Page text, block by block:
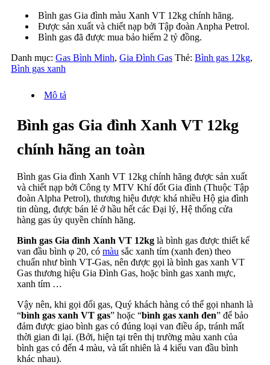
Bình gas Gia đình màu Xanh VT 12kg chính hãng.
Được sản xuất và chiết nạp bởi Tập đoàn Anpha Petrol.
Bình gas đã được mua bảo hiểm 2 tỷ đồng.
Danh mục: Gas Bình Minh, Gia Đình Gas Thẻ: Bình gas 12kg,
Bình gas xanh
Mô tả
Bình gas Gia đình Xanh VT 12kg
chính hãng an toàn
Bình gas Gia đình Xanh VT 12kg chính hãng được sản xuất
và chiết nạp bởi Công ty MTV Khí đốt Gia đình (Thuộc Tập
đoàn Alpha Petrol), thương hiệu được khá nhiều Hộ gia đình
tin dùng, được bán lẻ ở hầu hết các Đại lý, Hệ thống cửa
hàng gas ủy quyền chính hãng.
Bình gas Gia đình Xanh VT 12kg là bình gas được thiết kế
van đầu bình φ 20, có màu sắc xanh tím (xanh đen) theo
chuẩn như bình VT-Gas, nên được gọi là bình gas xanh VT
Gas thương hiệu Gia Đình Gas, hoặc bình gas xanh mực,
xanh tím …
Vậy nên, khi gọi đổi gas, Quý khách hàng có thể gọi nhanh là
“bình gas xanh VT gas” hoặc “bình gas xanh đen” để bảo
đảm được giao bình gas có đúng loại van điều áp, tránh mất
thời gian đi lại. (Bởi, hiện tại trên thị trường màu xanh của
bình gas có đến 4 màu, và tất nhiên là 4 kiểu van đầu bình
khác nhau).